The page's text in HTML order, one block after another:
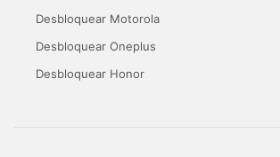
Desbloquear Motorola
Desbloquear Oneplus
Desbloquear Honor